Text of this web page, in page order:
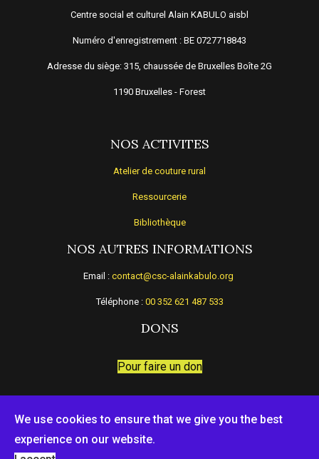
Centre social et culturel Alain KABULO aisbl
Numéro d'enregistrement : BE 0727718843
Adresse du siège: 315, chaussée de Bruxelles Boîte 2G
1190 Bruxelles - Forest
NOS ACTIVITES
Atelier de couture rural
Ressourcerie
Bibliothèque
NOS AUTRES INFORMATIONS
Email : contact@csc-alainkabulo.org
Téléphone : 00 352 621 487 533
DONS
Pour faire un don
© All rights reserved
We use cookies to ensure that we give you the best
experience on our website.